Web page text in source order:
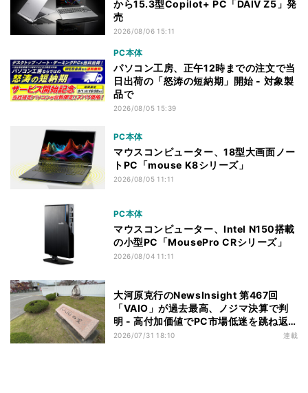
から15.3型Copilot+ PC「DAIV Z5」発
売
2026/08/06 15:11
PC本体
パソコン工房、正午12時までの注文で当
日出荷の「怒涛の短納期」開始 - 対象製
品で
2026/08/05 15:39
PC本体
マウスコンピューター、18型大画面ノー
トPC「mouse K8シリーズ」
2026/08/05 11:11
PC本体
マウスコンピューター、Intel N150搭載
の小型PC「MousePro CRシリーズ」
2026/08/04 11:11
大河原克行のNewsInsight 第467回
「VAIO」が過去最高、ノジマ決算で判
明 - 高付加価値でPC市場低迷を跳ね返
す
2026/07/31 18:10 連載